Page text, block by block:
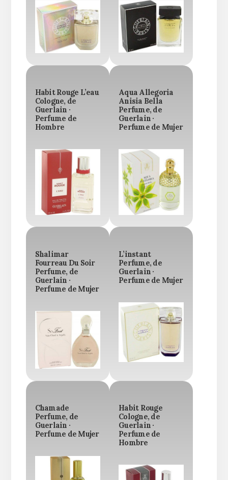
Habit Rouge L’eau
Cologne, de
Guerlain ·
Perfume de
Hombre
Aqua Allegoria
Anisia Bella
Perfume, de
Guerlain ·
Perfume de Mujer
Shalimar
Fourreau Du Soir
Perfume, de
Guerlain ·
Perfume de Mujer
L’instant
Perfume, de
Guerlain ·
Perfume de Mujer
Chamade
Perfume, de
Guerlain ·
Perfume de Mujer
Habit Rouge
Cologne, de
Guerlain ·
Perfume de
Hombre